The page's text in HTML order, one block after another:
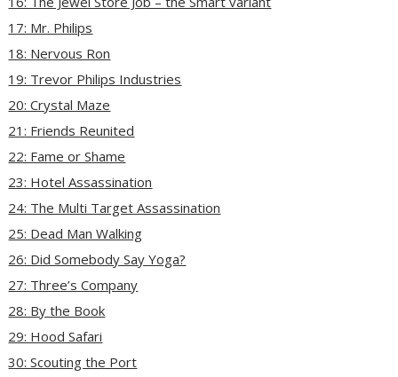
17: Mr. Philips
18: Nervous Ron
19: Trevor Philips Industries
20: Crystal Maze
21: Friends Reunited
22: Fame or Shame
23: Hotel Assassination
24: The Multi Target Assassination
25: Dead Man Walking
26: Did Somebody Say Yoga?
27: Three’s Company
28: By the Book
29: Hood Safari
30: Scouting the Port